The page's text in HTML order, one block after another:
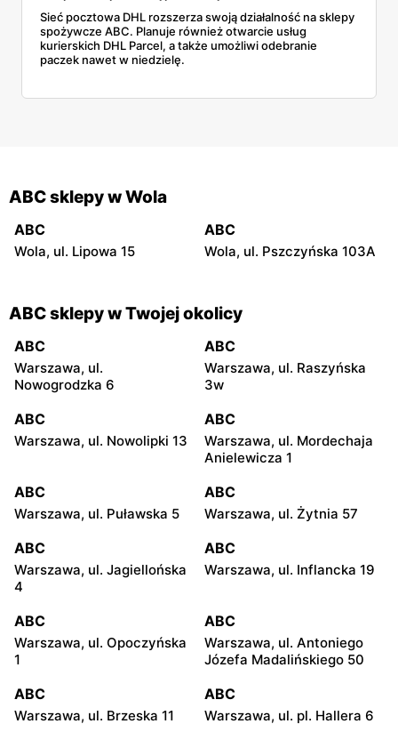
Sieć pocztowa DHL rozszerza swoją działalność na sklepy
spożywcze ABC. Planuje również otwarcie usług
kurierskich DHL Parcel, a także umożliwi odebranie
paczek nawet w niedzielę.
ABC sklepy w Wola
ABC
Wola, ul. Lipowa 15
ABC
Wola, ul. Pszczyńska 103A
ABC sklepy w Twojej okolicy
ABC
Warszawa, ul.
Nowogrodzka 6
ABC
Warszawa, ul. Raszyńska
3w
ABC
Warszawa, ul. Nowolipki 13
ABC
Warszawa, ul. Mordechaja
Anielewicza 1
ABC
Warszawa, ul. Puławska 5
ABC
Warszawa, ul. Żytnia 57
ABC
Warszawa, ul. Jagiellońska
4
ABC
Warszawa, ul. Inflancka 19
ABC
Warszawa, ul. Opoczyńska
1
ABC
Warszawa, ul. Antoniego
Józefa Madalińskiego 50
ABC
Warszawa, ul. Brzeska 11
ABC
Warszawa, ul. pl. Hallera 6